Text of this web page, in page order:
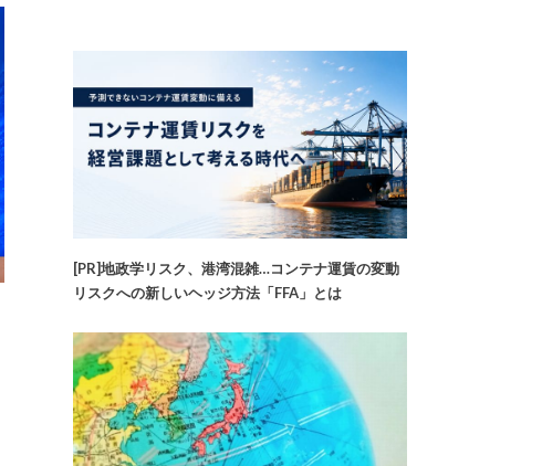
[PR]地政学リスク、港湾混雑…コンテナ運賃の変動
リスクへの新しいヘッジ方法「FFA」とは